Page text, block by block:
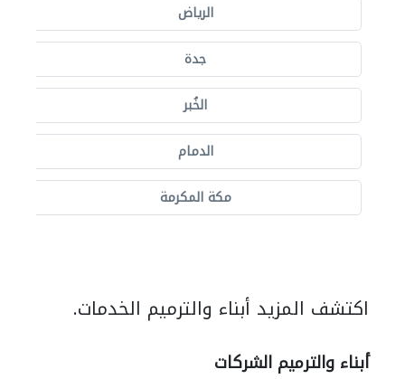
الرياض
جدة
الخُبر
الدمام
مكة المكرمة
اكتشف المزيد أبناء والترميم الخدمات.
أبناء والترميم الشركات